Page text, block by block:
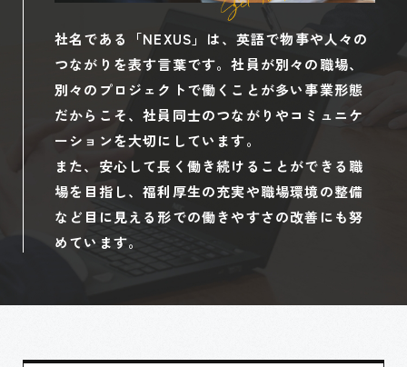
社名である「NEXUS」は、英語で物事や人々の
つながりを表す言葉です。社員が別々の職場、
別々のプロジェクトで働くことが多い事業形態
だからこそ、社員同士のつながりやコミュニケ
ーションを大切にしています。
また、安心して長く働き続けることができる職
場を目指し、福利厚生の充実や職場環境の整備
など目に見える形での働きやすさの改善にも努
めています。